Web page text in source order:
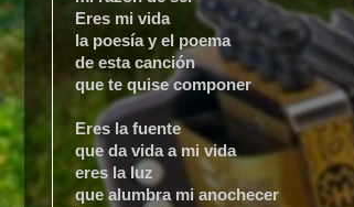
Eres mi vida
la poesía y el poema
de esta canción
que te quise componer
Eres la fuente
que da vida a mi vida
eres la luz
que alumbra mi anochecer